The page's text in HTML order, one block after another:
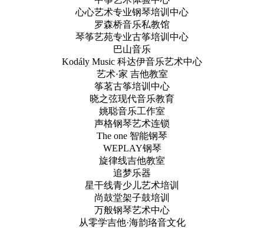
心心艺术专业钢琴培训中心
罗森桥音乐私教馆
琴筝艺苑专业古筝培训中心
巴山音乐
Kodály Music 科达伊音乐艺术中心
艺术·家 吉他教室
筝茗古筝培训中心
晓之弦现代音乐教育
姚聪音乐工作室
声格钢琴艺术连锁
The one 智能钢琴
WEPLAY钢琴
旋律线吉他教室
追梦乐器
星干线青少儿艺术培训
尚鼓堂架子鼓培训
万般钢琴艺术中心
从零学吉他·海韵珞音文化